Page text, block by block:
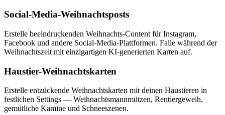
Social-Media-Weihnachtsposts
Erstelle beeindruckenden Weihnachts-Content für Instagram,
Facebook und andere Social-Media-Plattformen. Falle während der
Weihnachtszeit mit einzigartigen KI-generierten Karten auf.
Haustier-Weihnachtskarten
Erstelle entzückende Weihnachtskarten mit deinen Haustieren in
festlichen Settings — Weihnachtsmannmützen, Rentiergeweih,
gemütliche Kamine und Schneeszenen.